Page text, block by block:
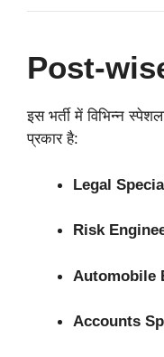
Post-
इस भर्ती में विभिन्न
प्रकार है:
Legal
Risk
Automobile
Accounts